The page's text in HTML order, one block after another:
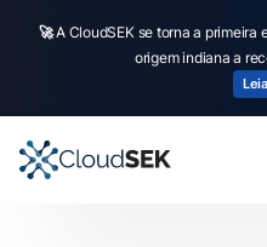
🚀A CloudSEK se torna a
origem indiana a